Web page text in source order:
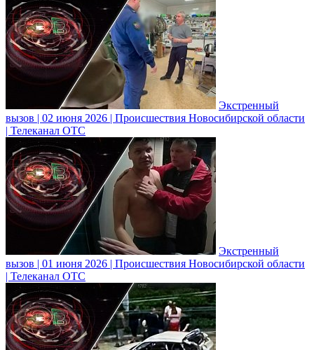
Экстренный
вызов | 02 июня 2026 | Происшествия Новосибирской области
| Телеканал ОТС
Экстренный
вызов | 01 июня 2026 | Происшествия Новосибирской области
| Телеканал ОТС